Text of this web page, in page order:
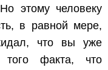
этому человеку
в равной мере,
что вы уже
того факта, что